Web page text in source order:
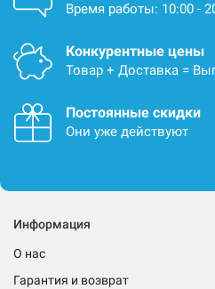
Время работы: 10:00 -
Конкурентные цены
Товар + Доставка =
Постоянные скидки
Они уже действуют
Информация
О нас
Гарантия и возврат